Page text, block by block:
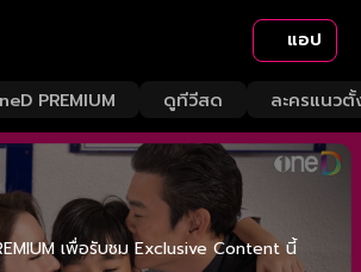
แอป
PREMIUM ดูทีวีสด ละครแนวตั้
เพื่อรับชม Exclusive Content นี้